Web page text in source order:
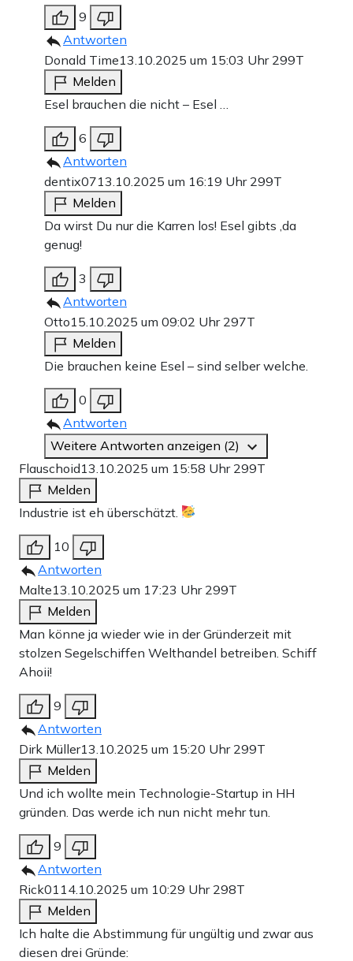
9
Antworten
Donald Time13.10.2025 um 15:03 Uhr 299T
Melden
Esel brauchen die nicht – Esel …
6
Antworten
dentix0713.10.2025 um 16:19 Uhr 299T
Melden
Da wirst Du nur die Karren los! Esel gibts ‚da
genug!
3
Antworten
Otto15.10.2025 um 09:02 Uhr 297T
Melden
Die brauchen keine Esel – sind selber welche.
0
Antworten
Weitere Antworten anzeigen (2)
Flauschoid13.10.2025 um 15:58 Uhr 299T
Melden
Industrie ist eh überschätzt.
10
Antworten
Malte13.10.2025 um 17:23 Uhr 299T
Melden
Man könne ja wieder wie in der Gründerzeit mit
stolzen Segelschiffen Welthandel betreiben. Schiff
Ahoii!
9
Antworten
Dirk Müller13.10.2025 um 15:20 Uhr 299T
Melden
Und ich wollte mein Technologie-Startup in HH
gründen. Das werde ich nun nicht mehr tun.
9
Antworten
Rick01 14.10.2025 um 10:29 Uhr 298T
Melden
Ich halte die Abstimmung für ungültig und zwar aus
diesen drei Gründe: